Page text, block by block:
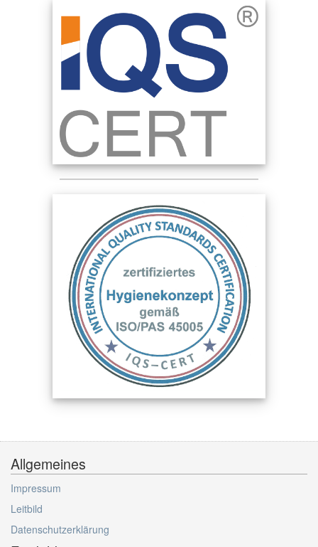
Allgemeines
Impressum
Leitbild
Datenschutzerklärung